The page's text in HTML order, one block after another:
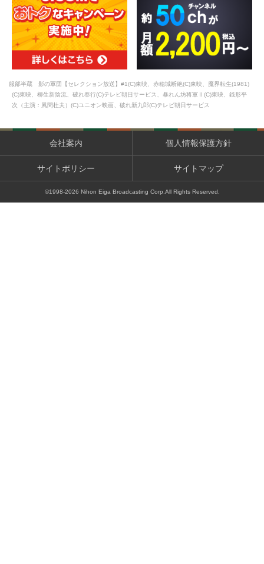
服部半蔵 影の軍団【セレクション放送】#1(C)東映、赤穂城断絶(C)東映、魔界転生(1981)
(C)東映、柳生新陰流、破れ奉行(C)テレビ朝日サービス、暴れん坊将軍Ⅱ(C)東映、銭形平
次（主演：風間杜夫）(C)ユニオン映画、破れ新九郎(C)テレビ朝日サービス
会社案内 個人情報保護方針
サイトポリシー サイトマップ
©1998-2026 Nihon Eiga Broadcasting Corp.All Rights Reserved.